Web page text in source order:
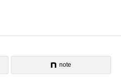
note